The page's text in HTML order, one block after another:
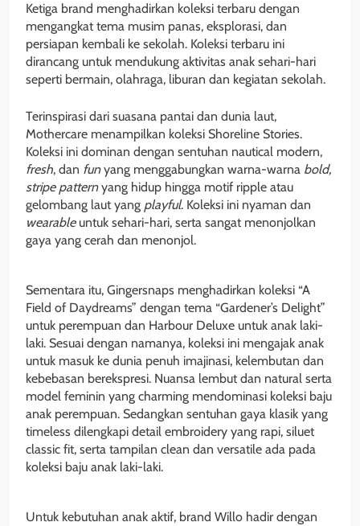
Ketiga brand menghadirkan koleksi terbaru dengan
mengangkat tema musim panas, eksplorasi, dan
persiapan kembali ke sekolah. Koleksi terbaru ini
dirancang untuk mendukung aktivitas anak sehari-hari
seperti bermain, olahraga, liburan dan kegiatan sekolah.
Terinspirasi dari suasana pantai dan dunia laut,
Mothercare menampilkan koleksi Shoreline Stories.
Koleksi ini dominan dengan sentuhan nautical modern,
fresh, dan funyang menggabungkan warna-warna bold,
stripe patternyang hidup hingga motif ripple atau
gelombang laut yang playful. Koleksi ini nyaman dan
wearableuntuk sehari-hari, serta sangat menonjolkan
gaya yang cerah dan menonjol.
Sementara itu, Gingersnaps menghadirkan koleksi “A
Field of Daydreams” dengan tema “Gardener’s Delight”
untuk perempuan dan Harbour Deluxe untuk anak laki-
laki. Sesuai dengan namanya, koleksi ini mengajak anak
untuk masuk ke dunia penuh imajinasi, kelembutan dan
kebebasan berekspresi. Nuansa lembut dan natural serta
model feminin yang charming mendominasi koleksi baju
anak perempuan. Sedangkan sentuhan gaya klasik yang
timeless dilengkapi detail embroidery yang rapi, siluet
classic fit, serta tampilan clean dan versatile ada pada
koleksi baju anak laki-laki.
Untuk kebutuhan anak aktif, brand Willo hadir dengan